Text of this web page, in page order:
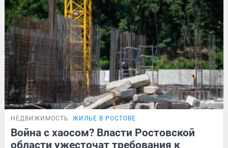
НЕДВИЖИМОСТЬ ЖИЛЬЕ В РОСТОВЕ
Война с хаосом? Власти Ростовской
области ужесточат требования к